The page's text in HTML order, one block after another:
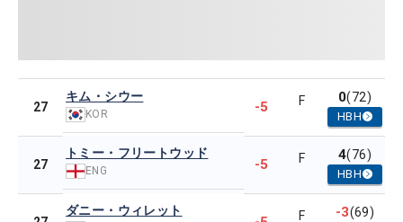
27
キム・シウー
KOR -5 F 0(72)
HBH
27
トミー・フリートウッド
ENG -5 F 4(76)
HBH
ダニー・ウィレット F -3(69)